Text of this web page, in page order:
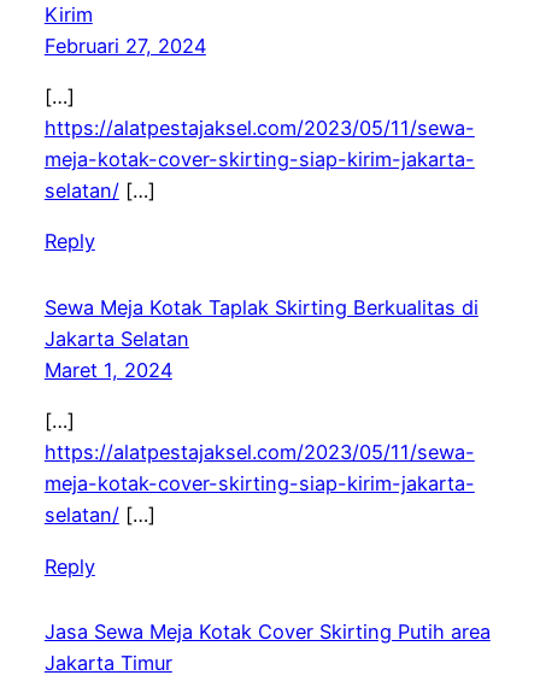
Kirim
Februari 27, 2024
[…]
https://alatpestajaksel.com/2023/05/11/sewa-
meja-kotak-cover-skirting-siap-kirim-jakarta-
selatan/[…]
Reply
Sewa Meja Kotak Taplak Skirting Berkualitas di
Jakarta Selatan
Maret 1, 2024
[…]
https://alatpestajaksel.com/2023/05/11/sewa-
meja-kotak-cover-skirting-siap-kirim-jakarta-
selatan/[…]
Reply
Jasa Sewa Meja Kotak Cover Skirting Putih area
Jakarta Timur